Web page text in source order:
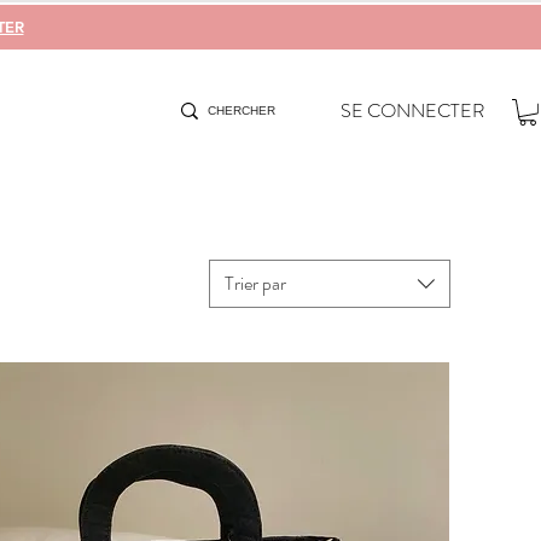
SE CONNECTER
Trier par